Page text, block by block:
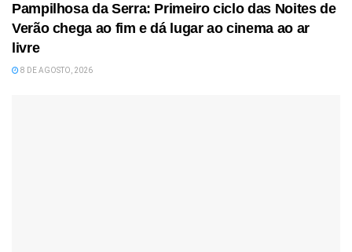
Pampilhosa da Serra: Primeiro ciclo das Noites de
Verão chega ao fim e dá lugar ao cinema ao ar
livre
8 DE AGOSTO, 2026